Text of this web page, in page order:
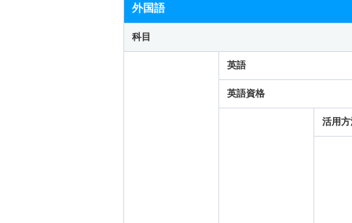
外国語
科目
英語
英語資格
活用